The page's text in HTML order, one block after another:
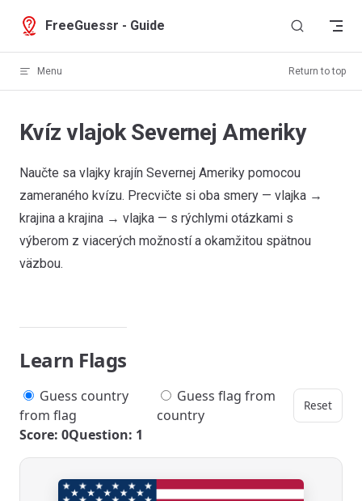
Skip to content
FreeGuessr - Guide
Menu Return to top
Kvíz vlajok Severnej Ameriky
Naučte sa vlajky krajín Severnej Ameriky pomocou
zameraného kvízu. Precvičte si oba smery — vlajka →
krajina a krajina → vlajka — s rýchlymi otázkami s
výberom z viacerých možností a okamžitou spätnou
väzbou.
Learn Flags
Guess country
from flag
Guess flag from
country
Reset
Score: 0Question: 1